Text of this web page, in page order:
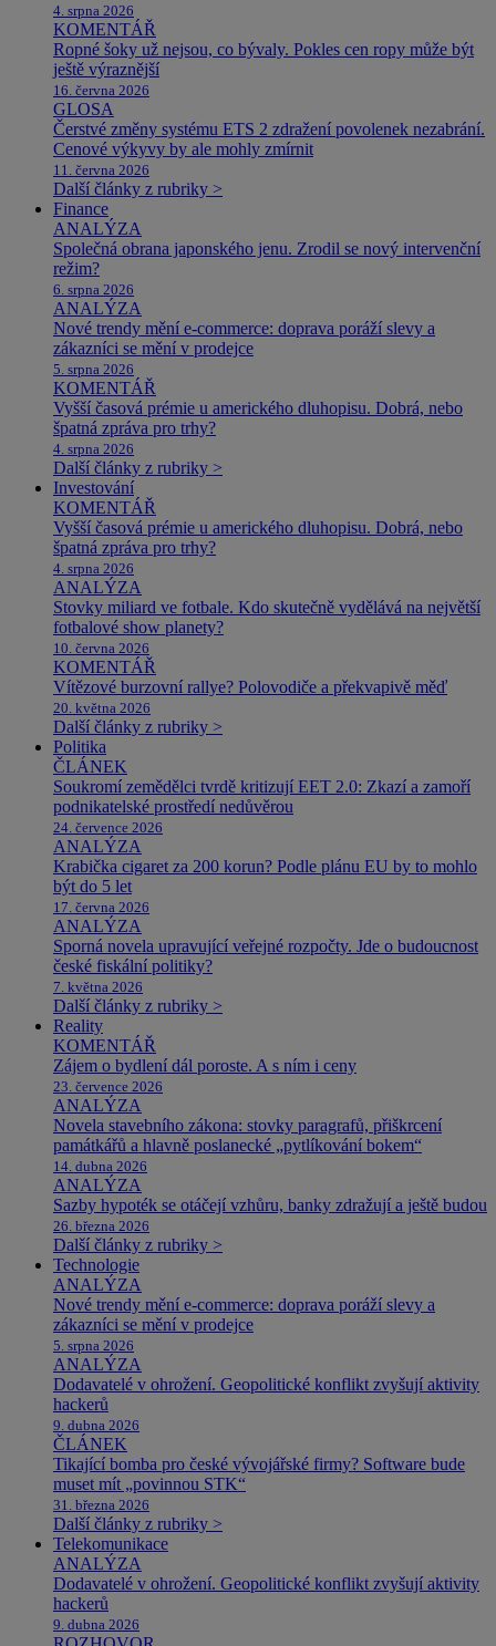
4. srpna 2026
KOMENTÁŘ
Ropné šoky už nejsou, co bývaly. Pokles cen ropy může být
ještě výraznější
16. června 2026
GLOSA
Čerstvé změny systému ETS 2 zdražení povolenek nezabrání.
Cenové výkyvy by ale mohly zmírnit
11. června 2026
Další články z rubriky >
Finance
ANALÝZA
Společná obrana japonského jenu. Zrodil se nový intervenční
režim?
6. srpna 2026
ANALÝZA
Nové trendy mění e-commerce: doprava poráží slevy a
zákazníci se mění v prodejce
5. srpna 2026
KOMENTÁŘ
Vyšší časová prémie u amerického dluhopisu. Dobrá, nebo
špatná zpráva pro trhy?
4. srpna 2026
Další články z rubriky >
Investování
KOMENTÁŘ
Vyšší časová prémie u amerického dluhopisu. Dobrá, nebo
špatná zpráva pro trhy?
4. srpna 2026
ANALÝZA
Stovky miliard ve fotbale. Kdo skutečně vydělává na největší
fotbalové show planety?
10. června 2026
KOMENTÁŘ
Vítězové burzovní rallye? Polovodiče a překvapivě měď
20. května 2026
Další články z rubriky >
Politika
ČLÁNEK
Soukromí zemědělci tvrdě kritizují EET 2.0: Zkazí a zamoří
podnikatelské prostředí nedůvěrou
24. července 2026
ANALÝZA
Krabička cigaret za 200 korun? Podle plánu EU by to mohlo
být do 5 let
17. června 2026
ANALÝZA
Sporná novela upravující veřejné rozpočty. Jde o budoucnost
české fiskální politiky?
7. května 2026
Další články z rubriky >
Reality
KOMENTÁŘ
Zájem o bydlení dál poroste. A s ním i ceny
23. července 2026
ANALÝZA
Novela stavebního zákona: stovky paragrafů, přiškrcení
památkářů a hlavně poslanecké „pytlíkování bokem“
14. dubna 2026
ANALÝZA
Sazby hypoték se otáčejí vzhůru, banky zdražují a ještě budou
26. března 2026
Další články z rubriky >
Technologie
ANALÝZA
Nové trendy mění e-commerce: doprava poráží slevy a
zákazníci se mění v prodejce
5. srpna 2026
ANALÝZA
Dodavatelé v ohrožení. Geopolitické konflikt zvyšují aktivity
hackerů
9. dubna 2026
ČLÁNEK
Tikající bomba pro české vývojářské firmy? Software bude
muset mít „povinnou STK“
31. března 2026
Další články z rubriky >
Telekomunikace
ANALÝZA
Dodavatelé v ohrožení. Geopolitické konflikt zvyšují aktivity
hackerů
9. dubna 2026